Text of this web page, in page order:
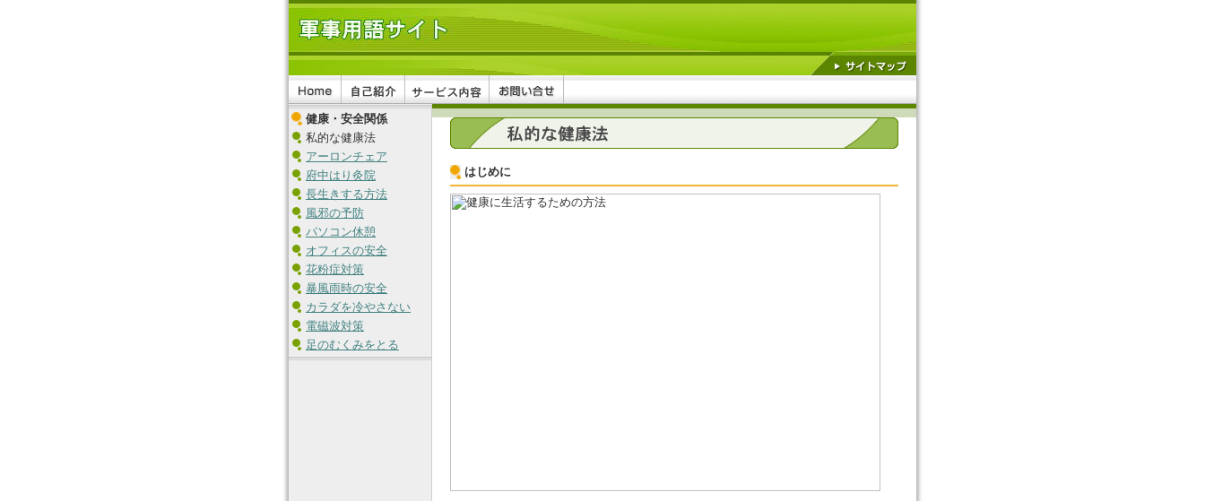
健康・安全関係
私的な健康法
アーロンチェア
府中はり灸院
長生きする方法
風邪の予防
パソコン休憩
オフィスの安全
花粉症対策
暴風雨時の安全
カラダを冷やさない
電磁波対策
足のむくみをとる
はじめに